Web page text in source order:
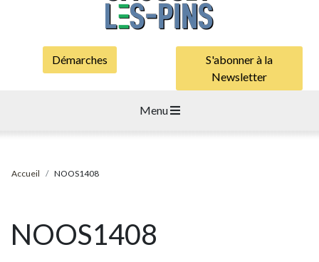
Démarches
S'abonner à la
Newsletter
Menu
Accueil NOOS1408
NOOS1408